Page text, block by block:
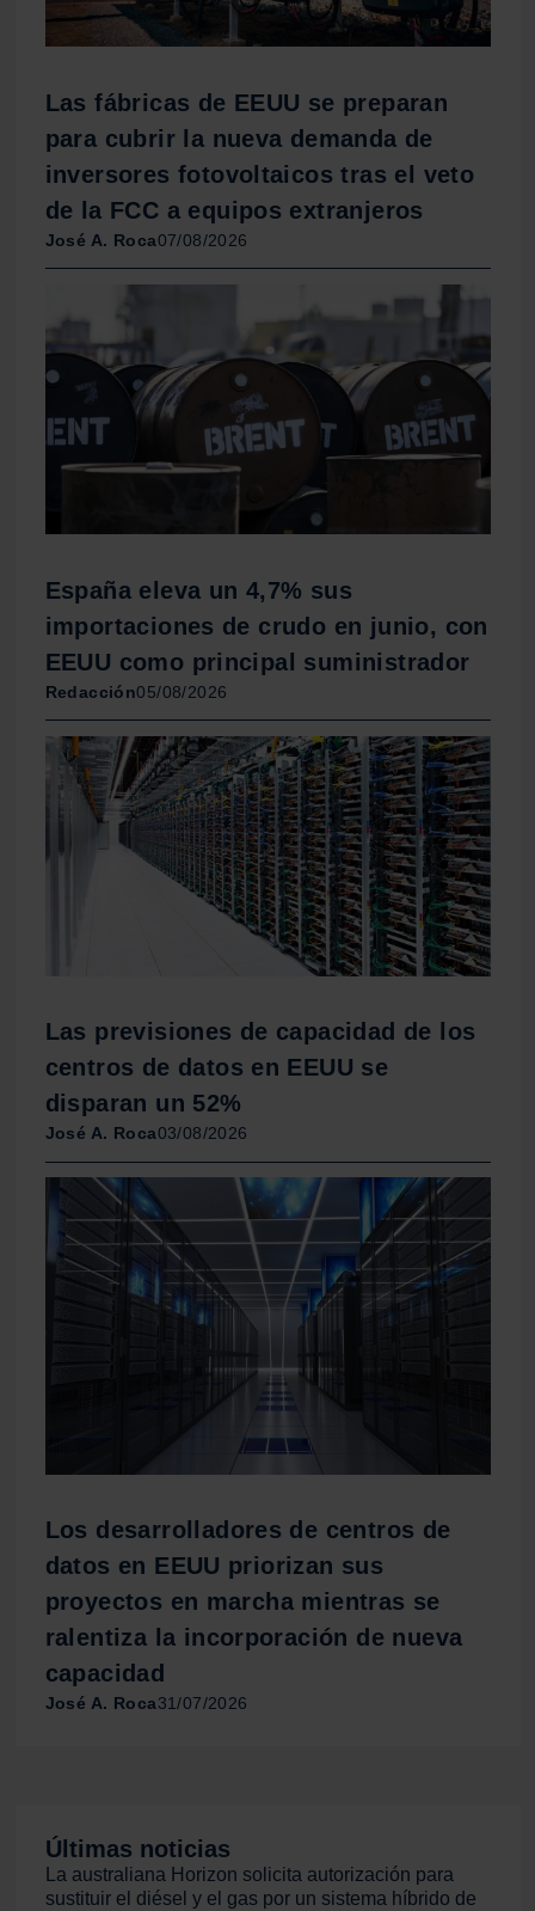
Las fábricas de EEUU se preparan
para cubrir la nueva demanda de
inversores fotovoltaicos tras el veto
de la FCC a equipos extranjeros
José A. Roca07/08/2026
España eleva un 4,7% sus
importaciones de crudo en junio, con
EEUU como principal suministrador
Redacción05/08/2026
Las previsiones de capacidad de los
centros de datos en EEUU se
disparan un 52%
José A. Roca03/08/2026
Los desarrolladores de centros de
datos en EEUU priorizan sus
proyectos en marcha mientras se
ralentiza la incorporación de nueva
capacidad
José A. Roca31/07/2026
Últimas noticias
La australiana Horizon solicita autorización para
sustituir el diésel y el gas por un sistema híbrido de